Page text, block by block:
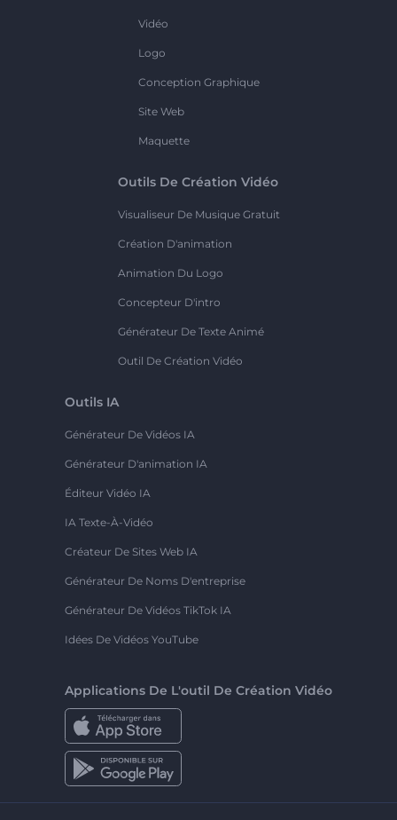
Vidéo
Logo
Conception Graphique
Site Web
Maquette
Outils De Création Vidéo
Visualiseur De Musique Gratuit
Création D'animation
Animation Du Logo
Concepteur D'intro
Générateur De Texte Animé
Outil De Création Vidéo
Outils IA
Générateur De Vidéos IA
Générateur D'animation IA
Éditeur Vidéo IA
IA Texte-À-Vidéo
Créateur De Sites Web IA
Générateur De Noms D'entreprise
Générateur De Vidéos TikTok IA
Idées De Vidéos YouTube
Applications De L'outil De Création Vidéo